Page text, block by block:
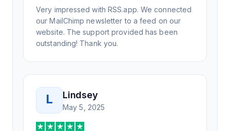
experience, and I will be pushing everyone I
know to RSS.app for their RSS needs.
Very impressed with RSS.app. We connected
our MailChimp newsletter to a feed on our
website. The support provided has been
outstanding! Thank you.
L Lindsey
May 5, 2025